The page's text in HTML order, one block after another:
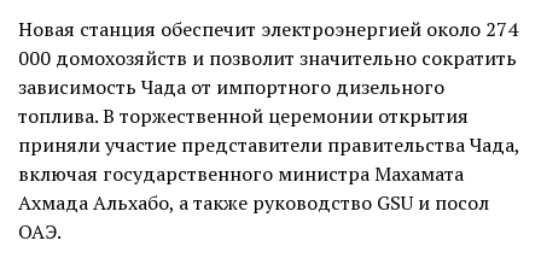
Новая станция обеспечит электроэнергией около 274
000 домохозяйств и позволит значительно сократить
зависимость Чада от импортного дизельного
топлива. В торжественной церемонии открытия
приняли участие представители правительства Чада,
включая государственного министра Махамата
Ахмада Альхабо, а также руководство GSU и посол
ОАЭ.